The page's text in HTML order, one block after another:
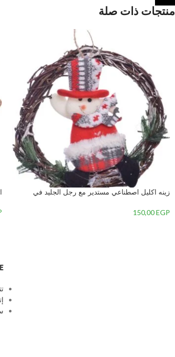
منتجات ذات صلة
زينه اكليل اصطناعي مستدير مع رجل الجليد في
150,00EGP